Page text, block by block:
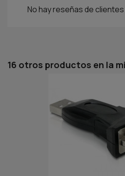
No hay reseñas de
16 otros productos en la